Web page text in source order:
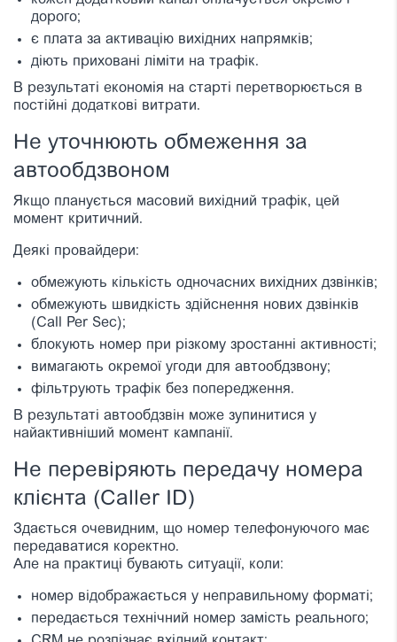
дорого;
є плата за активацію вихідних напрямків;
діють приховані ліміти на трафік.
В результаті економія на старті перетворюється в
постійні додаткові витрати.
Не уточнюють обмеження за
автообдзвоном
Якщо планується масовий вихідний трафік, цей
момент критичний.
Деякі провайдери:
обмежують кількість одночасних вихідних дзвінків;
обмежують швидкість здійснення нових дзвінків
(Call Per Sec);
блокують номер при різкому зростанні активності;
вимагають окремої угоди для автообдзвону;
фільтрують трафік без попередження.
В результаті автообдзвін може зупинитися у
найактивніший момент кампанії.
Не перевіряють передачу номера
клієнта (Caller ID)
Здається очевидним, що номер телефонуючого має
передаватися коректно.
Але на практиці бувають ситуації, коли:
номер відображається у неправильному форматі;
передається технічний номер замість реального;